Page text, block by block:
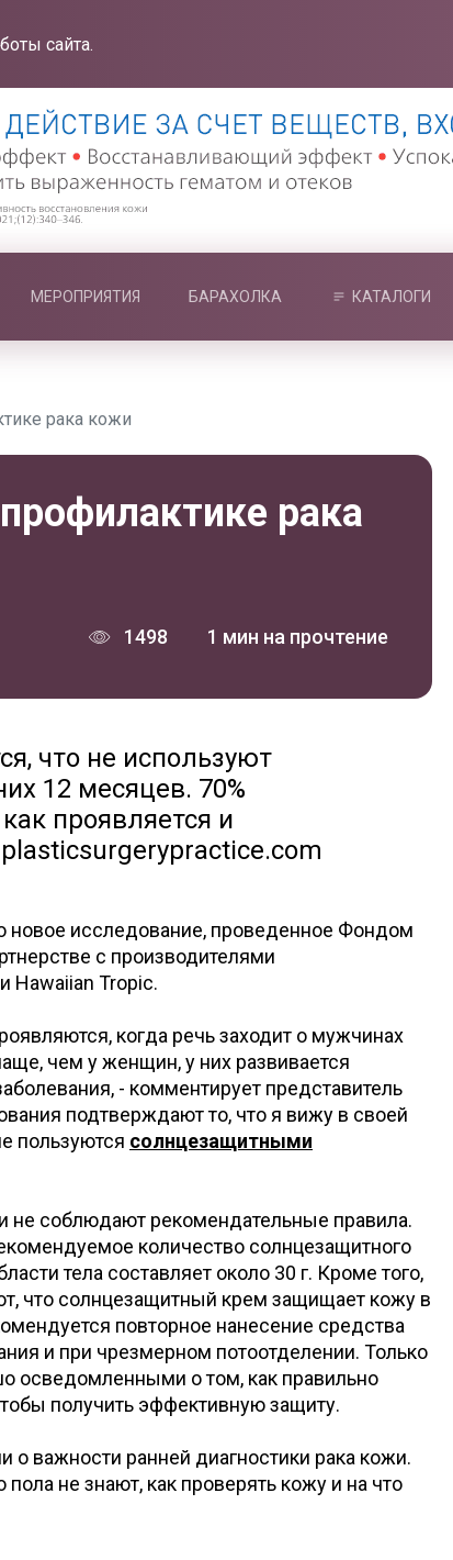
сайта.
МЕРОПРИЯТИЯ БАРАХОЛКА КАТАЛОГИ
рака кожи
рака
1498 1 мин на прочтение
что не используют
12 месяцев. 70%
проявляется и
новое исследование, проведенное Фондом
с производителями
Hawaiian Tropic.
когда речь заходит о мужчинах
чем у женщин, у них развивается
- комментирует представитель
подтверждают то, что я вижу в своей
пользуются солнцезащитными
соблюдают рекомендательные правила.
количество солнцезащитного
тела составляет около 30 г. Кроме того,
что солнцезащитный крем защищает кожу в
повторное нанесение средства
и при чрезмерном потоотделении. Только
осведомленными о том, как правильно
получить эффективную защиту.
важности ранней диагностики рака кожи.
не знают, как проверять кожу и на что